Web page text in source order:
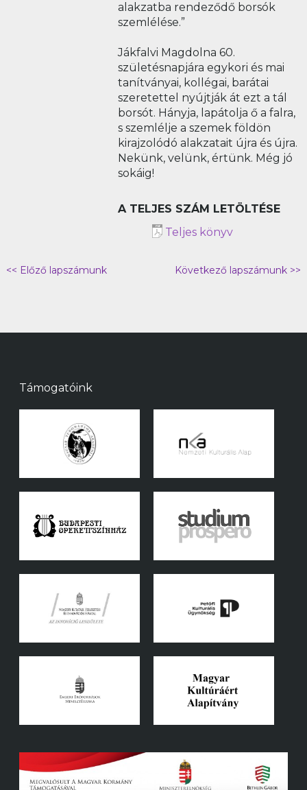
alakzatba rendeződő borsók
szemlélése.”
Jákfalvi Magdolna 60.
születésnapjára egykori és mai
tanítványai, kollégai, barátai
szeretettel nyújtják át ezt a tál
borsót. Hányja, lapátolja ő a falra,
s szemlélje a szemek földön
kirajzolódó alakzatait újra és újra.
Nekünk, velünk, értünk. Még jó
sokáig!
A TELJES SZÁM LETÖLTÉSE
Teljes könyv
<< Előző lapszámunk Következő lapszámunk >>
Támogatóink